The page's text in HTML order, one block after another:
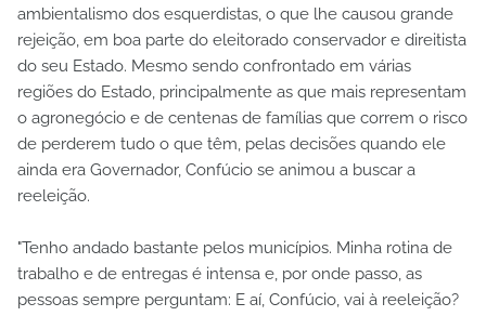
ambientalismo dos esquerdistas, o que lhe causou grande
rejeição, em boa parte do eleitorado conservador e direitista
do seu Estado. Mesmo sendo confrontado em várias
regiões do Estado, principalmente as que mais representam
o agronegócio e de centenas de famílias que correm o risco
de perderem tudo o que têm, pelas decisões quando ele
ainda era Governador, Confúcio se animou a buscar a
reeleição.
"Tenho andado bastante pelos municípios. Minha rotina de
trabalho e de entregas é intensa e, por onde passo, as
pessoas sempre perguntam: E aí, Confúcio, vai à reeleição?